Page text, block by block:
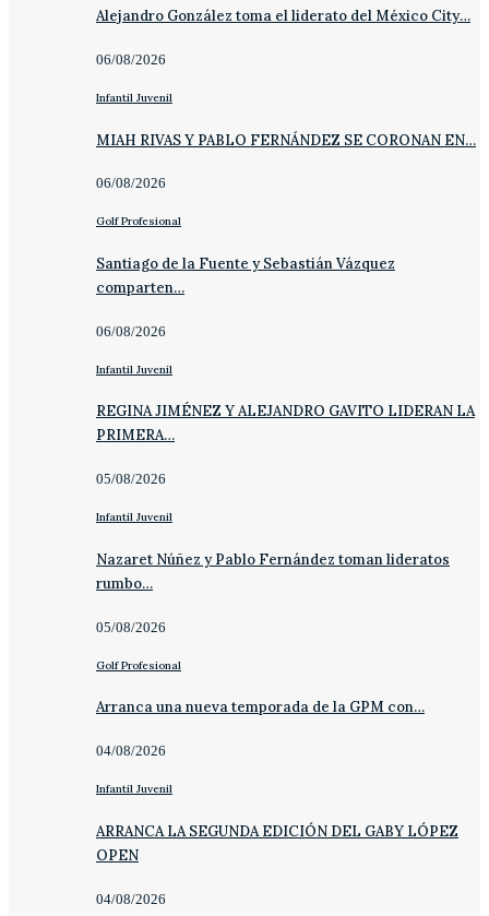
Alejandro González toma el liderato del México City…
06/08/2026
Infantil Juvenil
MIAH RIVAS Y PABLO FERNÁNDEZ SE CORONAN EN…
06/08/2026
Golf Profesional
Santiago de la Fuente y Sebastián Vázquez
comparten…
06/08/2026
Infantil Juvenil
REGINA JIMÉNEZ Y ALEJANDRO GAVITO LIDERAN LA
PRIMERA…
05/08/2026
Infantil Juvenil
Nazaret Núñez y Pablo Fernández toman lideratos
rumbo…
05/08/2026
Golf Profesional
Arranca una nueva temporada de la GPM con…
04/08/2026
Infantil Juvenil
ARRANCA LA SEGUNDA EDICIÓN DEL GABY LÓPEZ
OPEN
04/08/2026